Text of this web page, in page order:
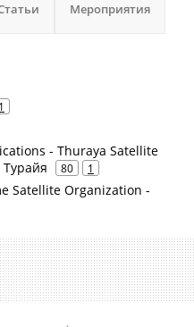
Мероприятия
1
- Thuraya Satellite
80 1
Satellite Organization -